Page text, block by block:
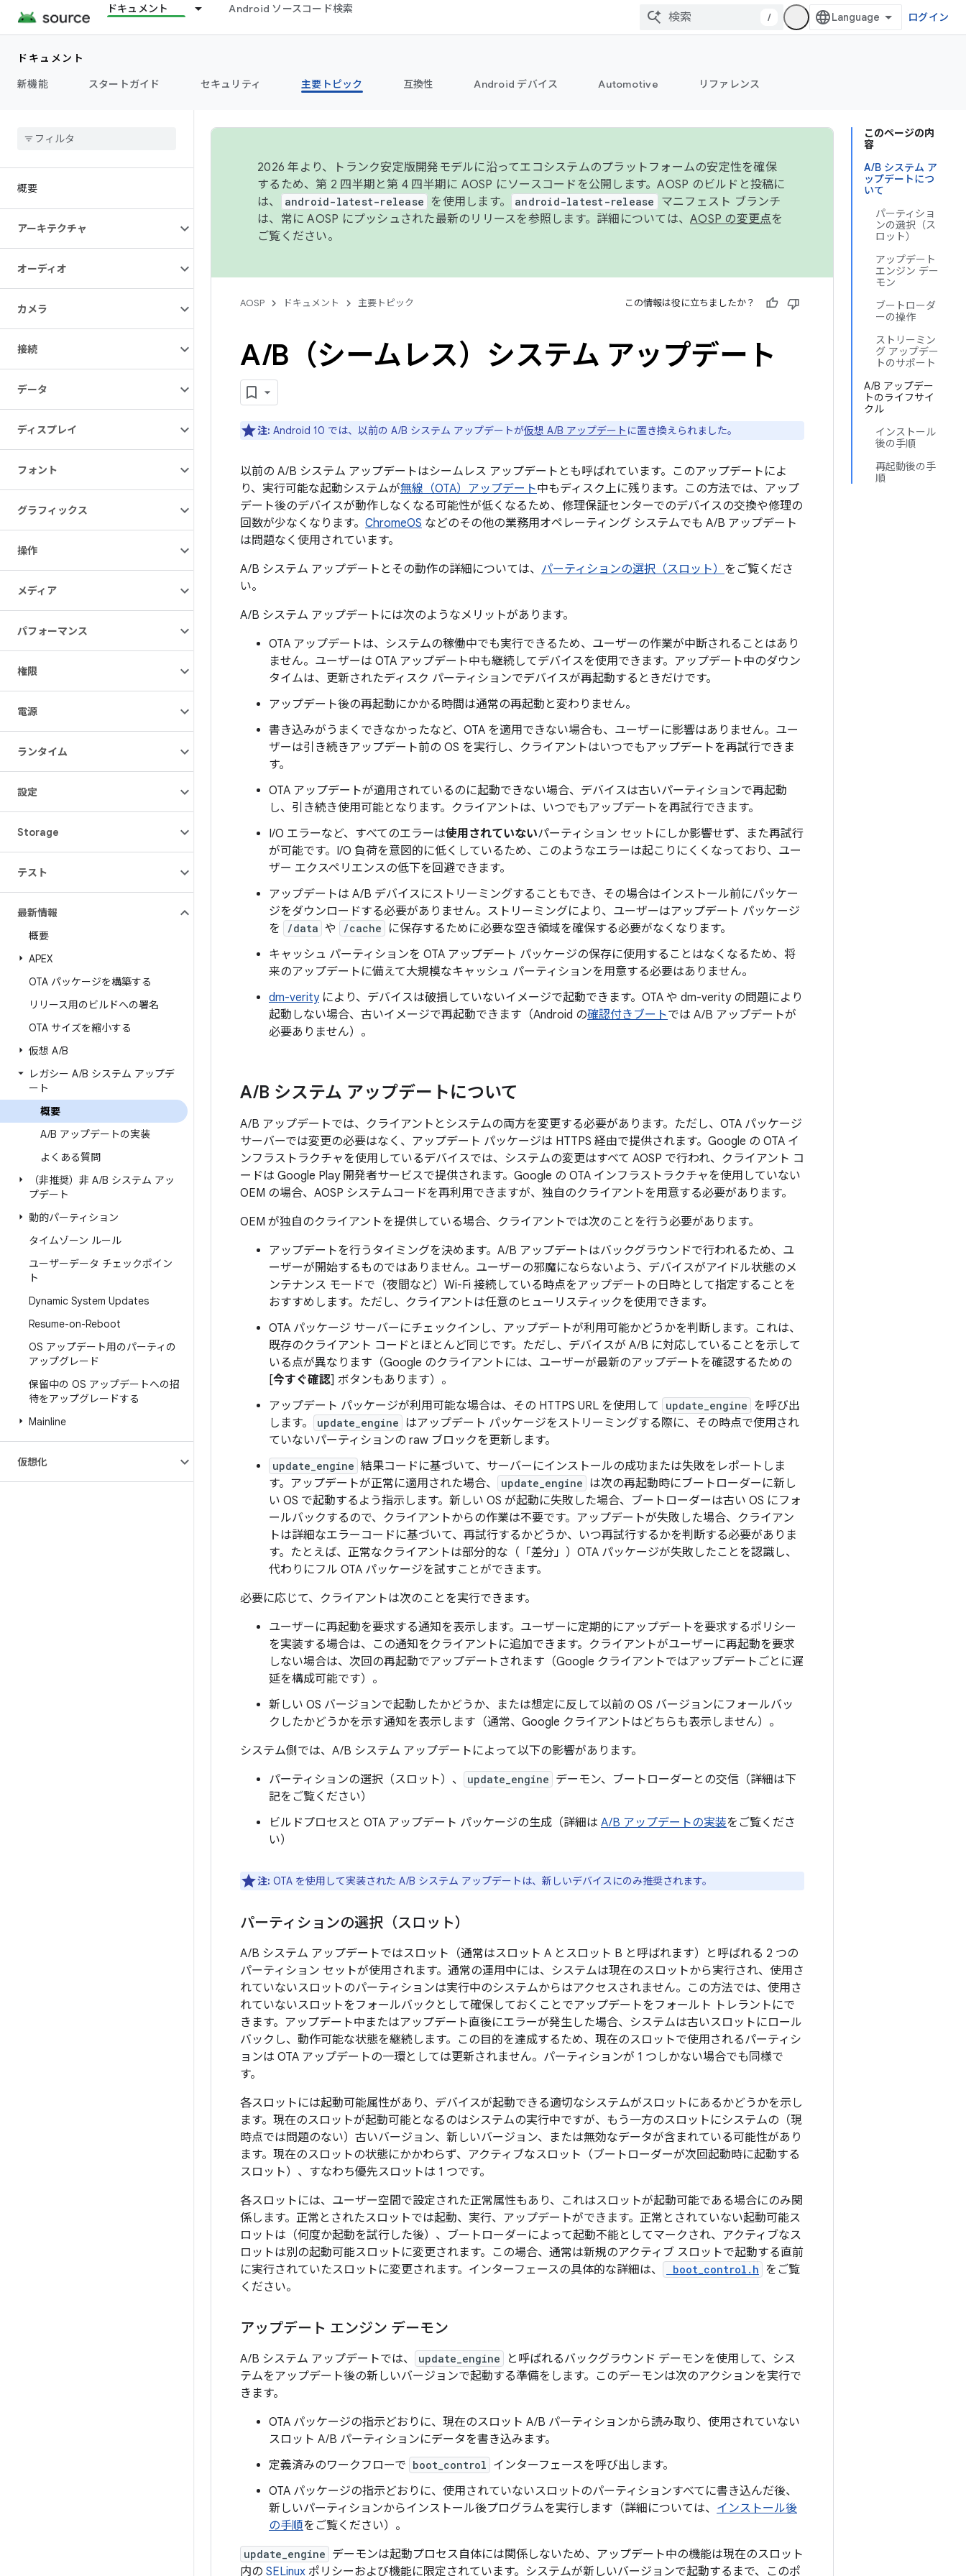
ドキュメント Android ソースコード検索
/ ログイン
ドキュメント
新機能
スタートガイド セキュリティ 主要トピック 互換性 Android デバイス Automotive リファレンス
概要
アーキテクチャ
オーディオ
カメラ
接続
データ
ディスプレイ
フォント
グラフィックス
操作
メディア
パフォーマンス
権限
電源
ランタイム
設定
Storage
テスト
最新情報
概要
APEX
OTA パッケージを構築する
リリース用のビルドへの署名
OTA サイズを縮小する
仮想 A/B
レガシー A/B システム アップデ
ート
概要
A/B アップデートの実装
よくある質問
（非推奨）非 A/B システム アッ
プデート
動的パーティション
タイムゾーン ルール
ユーザーデータ チェックポイン
ト
Dynamic System Updates
Resume-on-Reboot
OS アップデート用のパーティの
アップグレード
保留中の OS アップデートへの招
待をアップグレードする
Mainline
仮想化
このページの内
容
A/B システム ア
ップデートにつ
いて
パーティショ
ンの選択（ス
ロット）
アップデート
エンジン デー
モン
ブートローダ
ーの操作
ストリーミン
グ アップデー
トのサポート
A/B アップデー
トのライフサイ
クル
インストール
後の手順
再起動後の手
順
2026 年より、トランク安定版開発モデルに沿ってエコシステムのプラットフォームの安定性を確保
するため、第 2 四半期と第 4 四半期に AOSP にソースコードを公開します。AOSP のビルドと投稿に
は、
android-latest-release を使用します。 android-latest-release
マニフェスト ブランチ
は、常に AOSP にプッシュされた最新のリリースを参照します。詳細については、 AOSP の変更点を
ご覧ください。
AOSP ドキュメント 主要トピック この情報は役に立ちましたか？
A/B（シームレス）システム アップデート
注: Android 10 では、以前の A/B システム アップデートが仮想 A/B アップデート に置き換えられました。
以前の A/B システム アップデートはシームレス アップデートとも呼ばれています。このアップデートによ
り、実行可能な起動システムが無線（OTA）アップデート中もディスク上に残ります。この方法では、アップ
デート後のデバイスが動作しなくなる可能性が低くなるため、修理保証センターでのデバイスの交換や修理の
回数が少なくなります。 ChromeOS などのその他の業務用オペレーティング システムでも A/B アップデート
は問題なく使用されています。
A/B システム アップデートとその動作の詳細については、 パーティションの選択（スロット） をご覧くださ
い。
A/B システム アップデートには次のようなメリットがあります。
OTA アップデートは、システムの稼働中でも実行できるため、ユーザーの作業が中断されることはあり
ません。ユーザーは OTA アップデート中も継続してデバイスを使用できます。アップデート中のダウン
タイムは、更新されたディスク パーティションでデバイスが再起動するときだけです。
アップデート後の再起動にかかる時間は通常の再起動と変わりません。
書き込みがうまくできなかったなど、OTA を適用できない場合も、ユーザーに影響はありません。ユー
ザーは引き続きアップデート前の OS を実行し、クライアントはいつでもアップデートを再試行できま
す。
OTA アップデートが適用されているのに起動できない場合、デバイスは古いパーティションで再起動
し、引き続き使用可能となります。クライアントは、いつでもアップデートを再試行できます。
I/O エラーなど、すべてのエラーは使用されていないパーティション セットにしか影響せず、また再試行
が可能です。I/O 負荷を意図的に低くしているため、このようなエラーは起こりにくくなっており、ユー
ザー エクスペリエンスの低下を回避できます。
アップデートは A/B デバイスにストリーミングすることもでき、その場合はインストール前にパッケー
ジをダウンロードする必要がありません。ストリーミングにより、ユーザーはアップデート パッケージ
を
/data や /cache
に保存するために必要な空き領域を確保する必要がなくなります。
キャッシュ パーティションを OTA アップデート パッケージの保存に使用することはなくなるため、将
来のアップデートに備えて大規模なキャッシュ パーティションを用意する必要はありません。
dm-verityにより、デバイスは破損していないイメージで起動できます。OTA や dm-verity の問題により
起動しない場合、古いイメージで再起動できます（Android の確認付きブートでは A/B アップデートが
必要ありません）。
A/B システム アップデートについて
A/B アップデートでは、クライアントとシステムの両方を変更する必要があります。ただし、OTA パッケージ
サーバーでは変更の必要はなく、アップデート パッケージは HTTPS 経由で提供されます。Google の OTA イ
ンフラストラクチャを使用しているデバイスでは、システムの変更はすべて AOSP で行われ、クライアント コ
ードは Google Play 開発者サービスで提供されます。Google の OTA インフラストラクチャを使用していない
OEM の場合、AOSP システムコードを再利用できますが、独自のクライアントを用意する必要があります。
OEM が独自のクライアントを提供している場合、クライアントでは次のことを行う必要があります。
アップデートを行うタイミングを決めます。A/B アップデートはバックグラウンドで行われるため、ユ
ーザーが開始するものではありません。ユーザーの邪魔にならないよう、デバイスがアイドル状態のメ
ンテナンス モードで（夜間など）Wi-Fi 接続している時点をアップデートの日時として指定することを
おすすめします。ただし、クライアントは任意のヒューリスティックを使用できます。
OTA パッケージ サーバーにチェックインし、アップデートが利用可能かどうかを判断します。これは、
既存のクライアント コードとほとんど同じです。ただし、デバイスが A/B に対応していることを示して
いる点が異なります（Google のクライアントには、ユーザーが最新のアップデートを確認するための
[今すぐ確認] ボタンもあります）。
アップデート パッケージが利用可能な場合は、その HTTPS URL を使用して
update_engine を呼び出
します。
update_engine はアップデート パッケージをストリーミングする際に、その時点で使用され
ていないパーティションの raw ブロックを更新します。
update_engine 結果コードに基づいて、サーバーにインストールの成功または失敗をレポートしま
す。アップデートが正常に適用された場合、
update_engine は次の再起動時にブートローダーに新し
い OS で起動するよう指示します。新しい OS が起動に失敗した場合、ブートローダーは古い OS にフォ
ールバックするので、クライアントからの作業は不要です。アップデートが失敗した場合、クライアン
トは詳細なエラーコードに基づいて、再試行するかどうか、いつ再試行するかを判断する必要がありま
す。たとえば、正常なクライアントは部分的な（「差分」）OTA パッケージが失敗したことを認識し、
代わりにフル OTA パッケージを試すことができます。
必要に応じて、クライアントは次のことを実行できます。
ユーザーに再起動を要求する通知を表示します。ユーザーに定期的にアップデートを要求するポリシー
を実装する場合は、この通知をクライアントに追加できます。クライアントがユーザーに再起動を要求
しない場合は、次回の再起動でアップデートされます（Google クライアントではアップデートごとに遅
延を構成可能です）。
新しい OS バージョンで起動したかどうか、または想定に反して以前の OS バージョンにフォールバッ
クしたかどうかを示す通知を表示します（通常、Google クライアントはどちらも表示しません）。
システム側では、A/B システム アップデートによって以下の影響があります。
パーティションの選択（スロット）、
update_engine デーモン、ブートローダーとの交信（詳細は下
記をご覧ください）
ビルドプロセスと OTA アップデート パッケージの生成（詳細は A/B アップデートの実装をご覧くださ
い）
注: OTA を使用して実装された A/B システム アップデートは、新しいデバイスにのみ推奨されます。
パーティションの選択（スロット）
A/B システム アップデートではスロット（通常はスロット A とスロット B と呼ばれます）と呼ばれる 2 つの
パーティション セットが使用されます。通常の運用中には、システムは現在のスロットから実行され、使用さ
れていないスロットのパーティションは実行中のシステムからはアクセスされません。この方法では、使用さ
れていないスロットをフォールバックとして確保しておくことでアップデートをフォールト トレラントにで
きます。アップデート中またはアップデート直後にエラーが発生した場合、システムは古いスロットにロール
バックし、動作可能な状態を継続します。この目的を達成するため、 現在のスロットで使用されるパーティシ
ョンは OTA アップデートの一環としては更新されません。パーティションが 1 つしかない場合でも同様で
す。
各スロットには起動可能属性があり、デバイスが起動できる適切なシステムがスロットにあるかどうかを示し
ます。現在のスロットが起動可能となるのはシステムの実行中ですが、もう一方のスロットにシステムの（現
時点では問題のない）古いバージョン、新しいバージョン、または無効なデータが含まれている可能性があり
ます。 現在のスロットの状態にかかわらず、 アクティブなスロット（ブートローダーが次回起動時に起動する
スロット）、すなわち優先スロットは 1 つです。
各スロットには、ユーザー空間で設定された正常属性もあり、これはスロットが起動可能である場合にのみ関
係します。正常とされたスロットでは起動、実行、アップデートができます。正常とされていない起動可能ス
ロットは（何度か起動を試行した後）、ブートローダーによって起動不能としてマークされ、アクティブなス
ロットは別の起動可能スロットに変更されます。この場合、通常は新規のアクティブ スロットで起動する直前
に実行されていたスロットに変更されます。インターフェースの具体的な詳細は、
boot_control.h をご覧
ください。
アップデート エンジン デーモン
A/B システム アップデートでは、 update_engine
と呼ばれるバックグラウンド デーモンを使用して、シス
テムをアップデート後の新しいバージョンで起動する準備をします。このデーモンは次のアクションを実行で
きます。
OTA パッケージの指示どおりに、現在のスロット A/B パーティションから読み取り、使用されていない
スロット A/B パーティションにデータを書き込みます。
定義済みのワークフローで boot_control インターフェースを呼び出します。
OTA パッケージの指示どおりに、使用されていないスロットのパーティションすべてに書き込んだ後、
新しいパーティションからインストール後プログラムを実行します（詳細については、 インストール後
の手順をご覧ください）。
update_engine デーモンは起動プロセス自体には関係しないため、アップデート中の機能は現在のスロット
内の SELinux ポリシーおよび機能に限定されています。システムが新しいバージョンで起動するまで、このポ